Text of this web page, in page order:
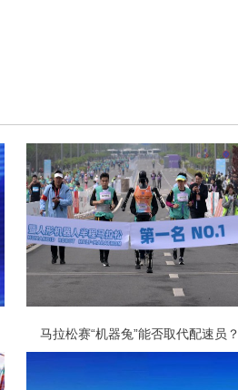
马拉松赛“机器兔”能否取代配速员？